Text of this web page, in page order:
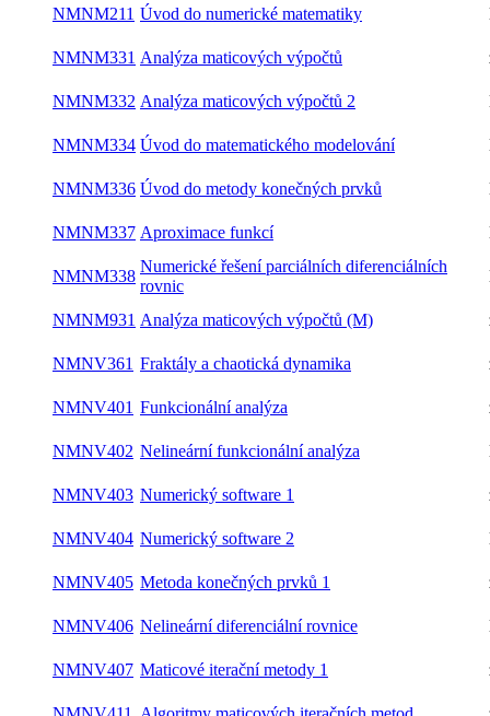
NMNM211 Úvod do numerické matematiky
NMNM331 Analýza maticových výpočtů
NMNM332 Analýza maticových výpočtů 2
NMNM334 Úvod do matematického modelování
NMNM336 Úvod do metody konečných prvků
NMNM337 Aproximace funkcí
NMNM338
Numerické řešení parciálních
diferenciálních rovnic
NMNM931 Analýza maticových výpočtů (M)
NMNV361 Fraktály a chaotická dynamika
NMNV401 Funkcionální analýza
NMNV402 Nelineární funkcionální analýza
NMNV403 Numerický software 1
NMNV404 Numerický software 2
NMNV405 Metoda konečných prvků 1
NMNV406 Nelineární diferenciální rovnice
NMNV407 Maticové iterační metody 1